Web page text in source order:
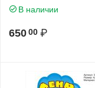
В наличии
650 00 ₽